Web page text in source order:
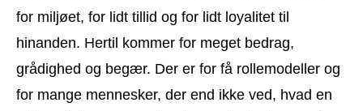
for miljøet, for lidt tillid og for lidt loyalitet til
hinanden. Hertil kommer for meget bedrag,
grådighed og begær. Der er for få rollemodeller og
for mange mennesker, der end ikke ved, hvad en